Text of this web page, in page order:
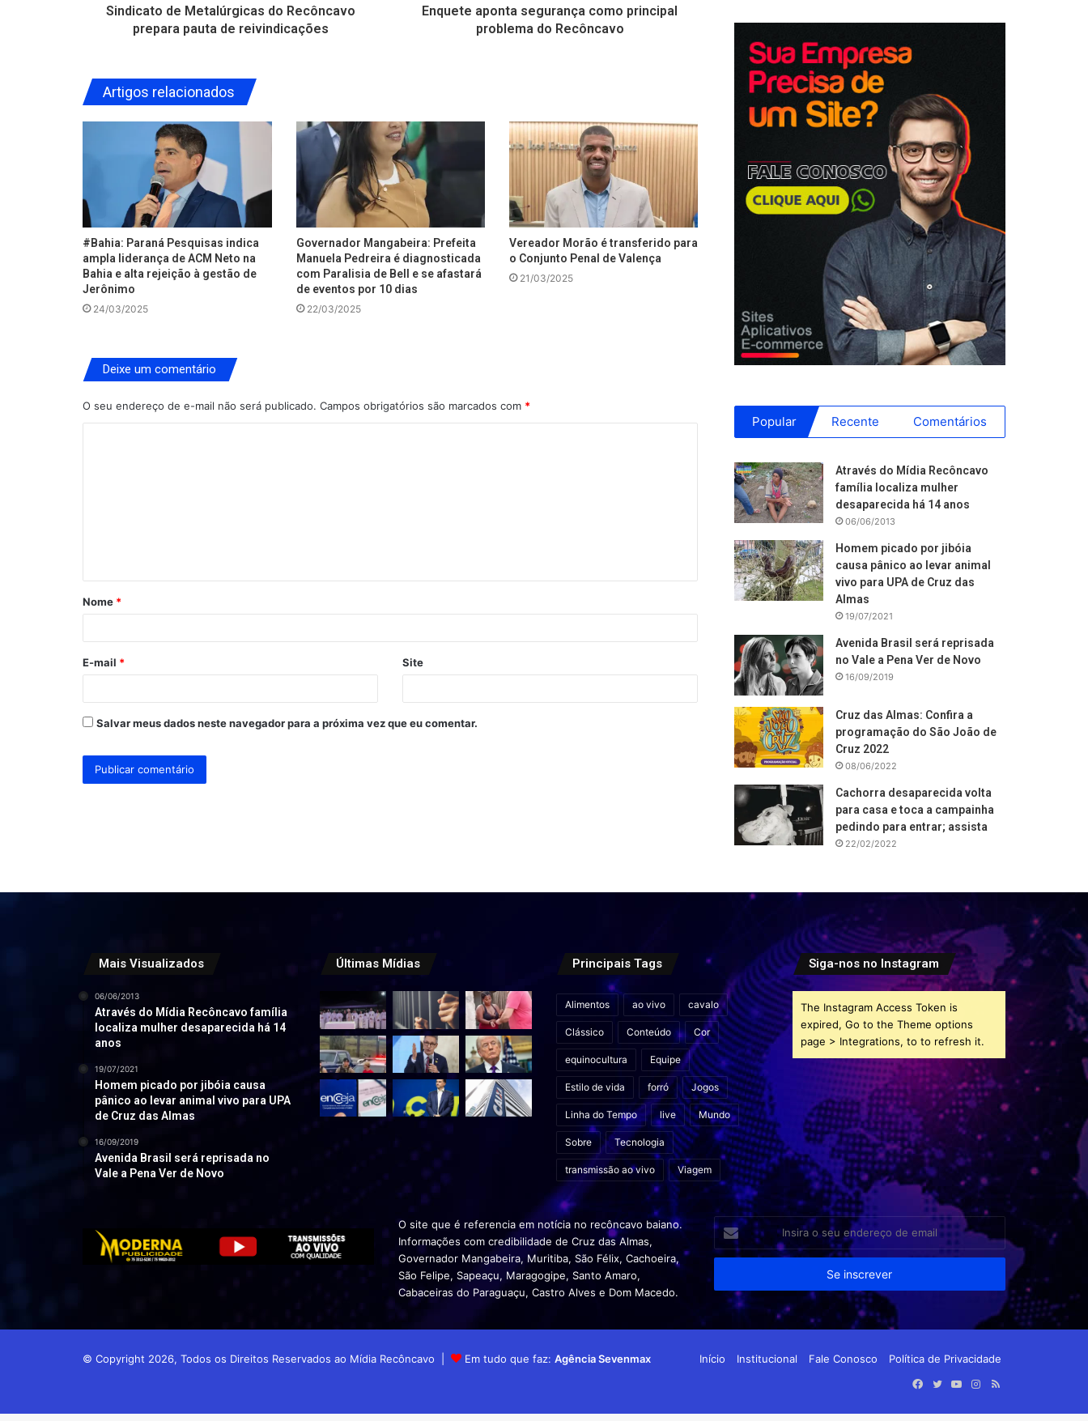
Sindicato de Metalúrgicas do Recôncavo
prepara pauta de reivindicações
Enquete aponta segurança como principal
problema do Recôncavo
Artigos relacionados
#Bahia: Paraná Pesquisas indica
ampla liderança de ACM Neto na
Bahia e alta rejeição à gestão de
Jerônimo
24/03/2025
Governador Mangabeira: Prefeita
Manuela Pedreira é diagnosticada
com Paralisia de Bell e se afastará
de eventos por 10 dias
22/03/2025
Vereador Morão é transferido para
o Conjunto Penal de Valença
21/03/2025
Deixe um comentário
O seu endereço de e-mail não será publicado. Campos obrigatórios são marcados com *
á
r
*
Nome *
E-mail * Site
Salvar meus dados neste navegador para a próxima vez que eu comentar.
Popular Recente Comentários
Através do Mídia Recôncavo
família localiza mulher
desaparecida há 14 anos
06/06/2013
Homem picado por jibóia
causa pânico ao levar animal
vivo para UPA de Cruz das
Almas
19/07/2021
Avenida Brasil será reprisada
no Vale a Pena Ver de Novo
16/09/2019
Cruz das Almas: Confira a
programação do São João de
Cruz 2022
08/06/2022
Cachorra desaparecida volta
para casa e toca a campainha
pedindo para entrar; assista
22/02/2022
Mais Visualizados
06/06/2013
Através do Mídia Recôncavo família
localiza mulher desaparecida há 14
anos
19/07/2021
Homem picado por jibóia causa
pânico ao levar animal vivo para UPA
de Cruz das Almas
16/09/2019
Avenida Brasil será reprisada no
Vale a Pena Ver de Novo
Últimas Mídias Principais Tags
Alimentos ao vivo cavalo
Clássico Conteúdo Cor
equinocultura Equipe
Estilo de vida forró Jogos
Linha do Tempo live Mundo
Sobre Tecnologia
transmissão ao vivo Viagem
Siga-nos no Instagram
The Instagram Access Token is
expired, Go to the Theme options
page > Integrations, to to refresh it.
O site que é referencia em notícia no recôncavo baiano.
Informações com credibilidade de Cruz das Almas,
Governador Mangabeira, Muritiba, São Félix, Cachoeira,
São Felipe, Sapeaçu, Maragogipe, Santo Amaro,
Cabaceiras do Paraguaçu, Castro Alves e Dom Macedo.
Insira
seu
de
email
© Copyright 2026, Todos os Direitos Reservados ao Mídia Recôncavo | Em tudo que faz:Agência Sevenmax Início Institucional Fale Conosco
Política de Privacidade
Facebook
TwitterYouTubeInstagram
RSS